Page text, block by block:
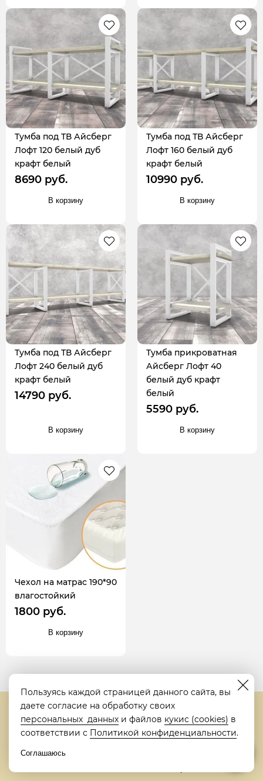
Тумба под ТВ Айсберг
Лофт 120 белый дуб
крафт белый
8690 руб.
В корзину
Тумба под ТВ Айсберг
Лофт 160 белый дуб
крафт белый
10990 руб.
В корзину
Тумба под ТВ Айсберг
Лофт 240 белый дуб
крафт белый
14790 руб.
В корзину
Тумба прикроватная
Айсберг Лофт 40
белый дуб крафт
белый
5590 руб.
В корзину
Чехол на матрас 190*90
влагостойкий
1800 руб.
В корзину
Информация
Пользуясь каждой страницей данного сайта, вы
даете согласие на обработку своих
персональных данных и файлов кукис (cookies) в
соответствии с Политикой конфиденциальности.
Соглашаюсь